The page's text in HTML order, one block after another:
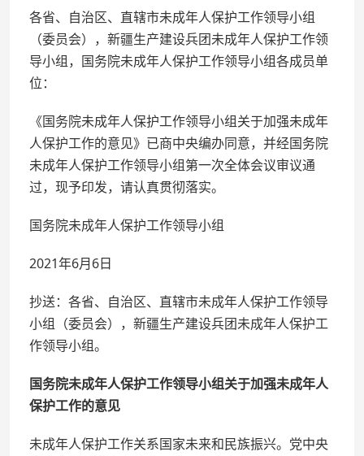
各省、自治区、直辖市未成年人保护工作领导小组
（委员会），新疆生产建设兵团未成年人保护工作领
导小组，国务院未成年人保护工作领导小组各成员单
位：
《国务院未成年人保护工作领导小组关于加强未成年
人保护工作的意见》已商中央编办同意，并经国务院
未成年人保护工作领导小组第一次全体会议审议通
过，现予印发，请认真贯彻落实。
国务院未成年人保护工作领导小组
2021年6月6日
抄送：各省、自治区、直辖市未成年人保护工作领导
小组（委员会），新疆生产建设兵团未成年人保护工
作领导小组。
国务院未成年人保护工作领导小组关于加强未成年人
保护工作的意见
未成年人保护工作关系国家未来和民族振兴。党中央